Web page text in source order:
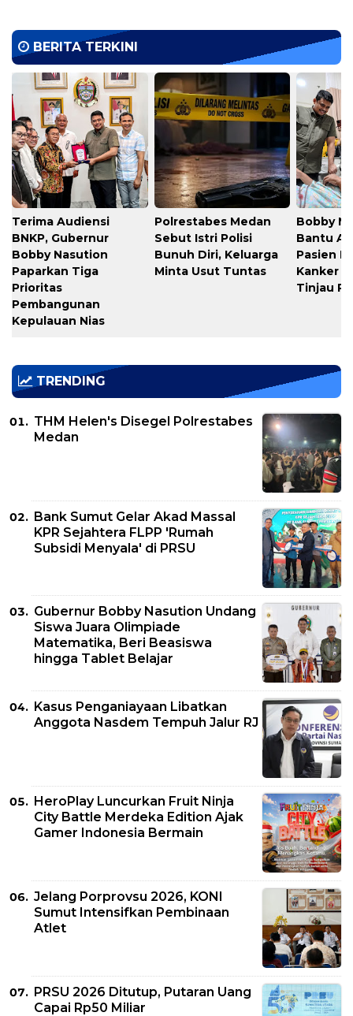
BERITA TERKINI
Terima Audiensi
BNKP, Gubernur
Bobby Nasution
Paparkan Tiga
Prioritas
Pembangunan
Kepulauan Nias
Polrestabes Medan
Sebut Istri Polisi
Bunuh Diri, Keluarga
Minta Usut Tuntas
Bobby
Bantu
Pasien
Kanker
Tinjau
TRENDING
THM Helen's Disegel Polrestabes
Medan
Bank Sumut Gelar Akad Massal
KPR Sejahtera FLPP 'Rumah
Subsidi Menyala' di PRSU
Gubernur Bobby Nasution Undang
Siswa Juara Olimpiade
Matematika, Beri Beasiswa
hingga Tablet Belajar
Kasus Penganiayaan Libatkan
Anggota Nasdem Tempuh Jalur RJ
HeroPlay Luncurkan Fruit Ninja
City Battle Merdeka Edition Ajak
Gamer Indonesia Bermain
Jelang Porprovsu 2026, KONI
Sumut Intensifkan Pembinaan
Atlet
PRSU 2026 Ditutup, Putaran Uang
Capai Rp50 Miliar